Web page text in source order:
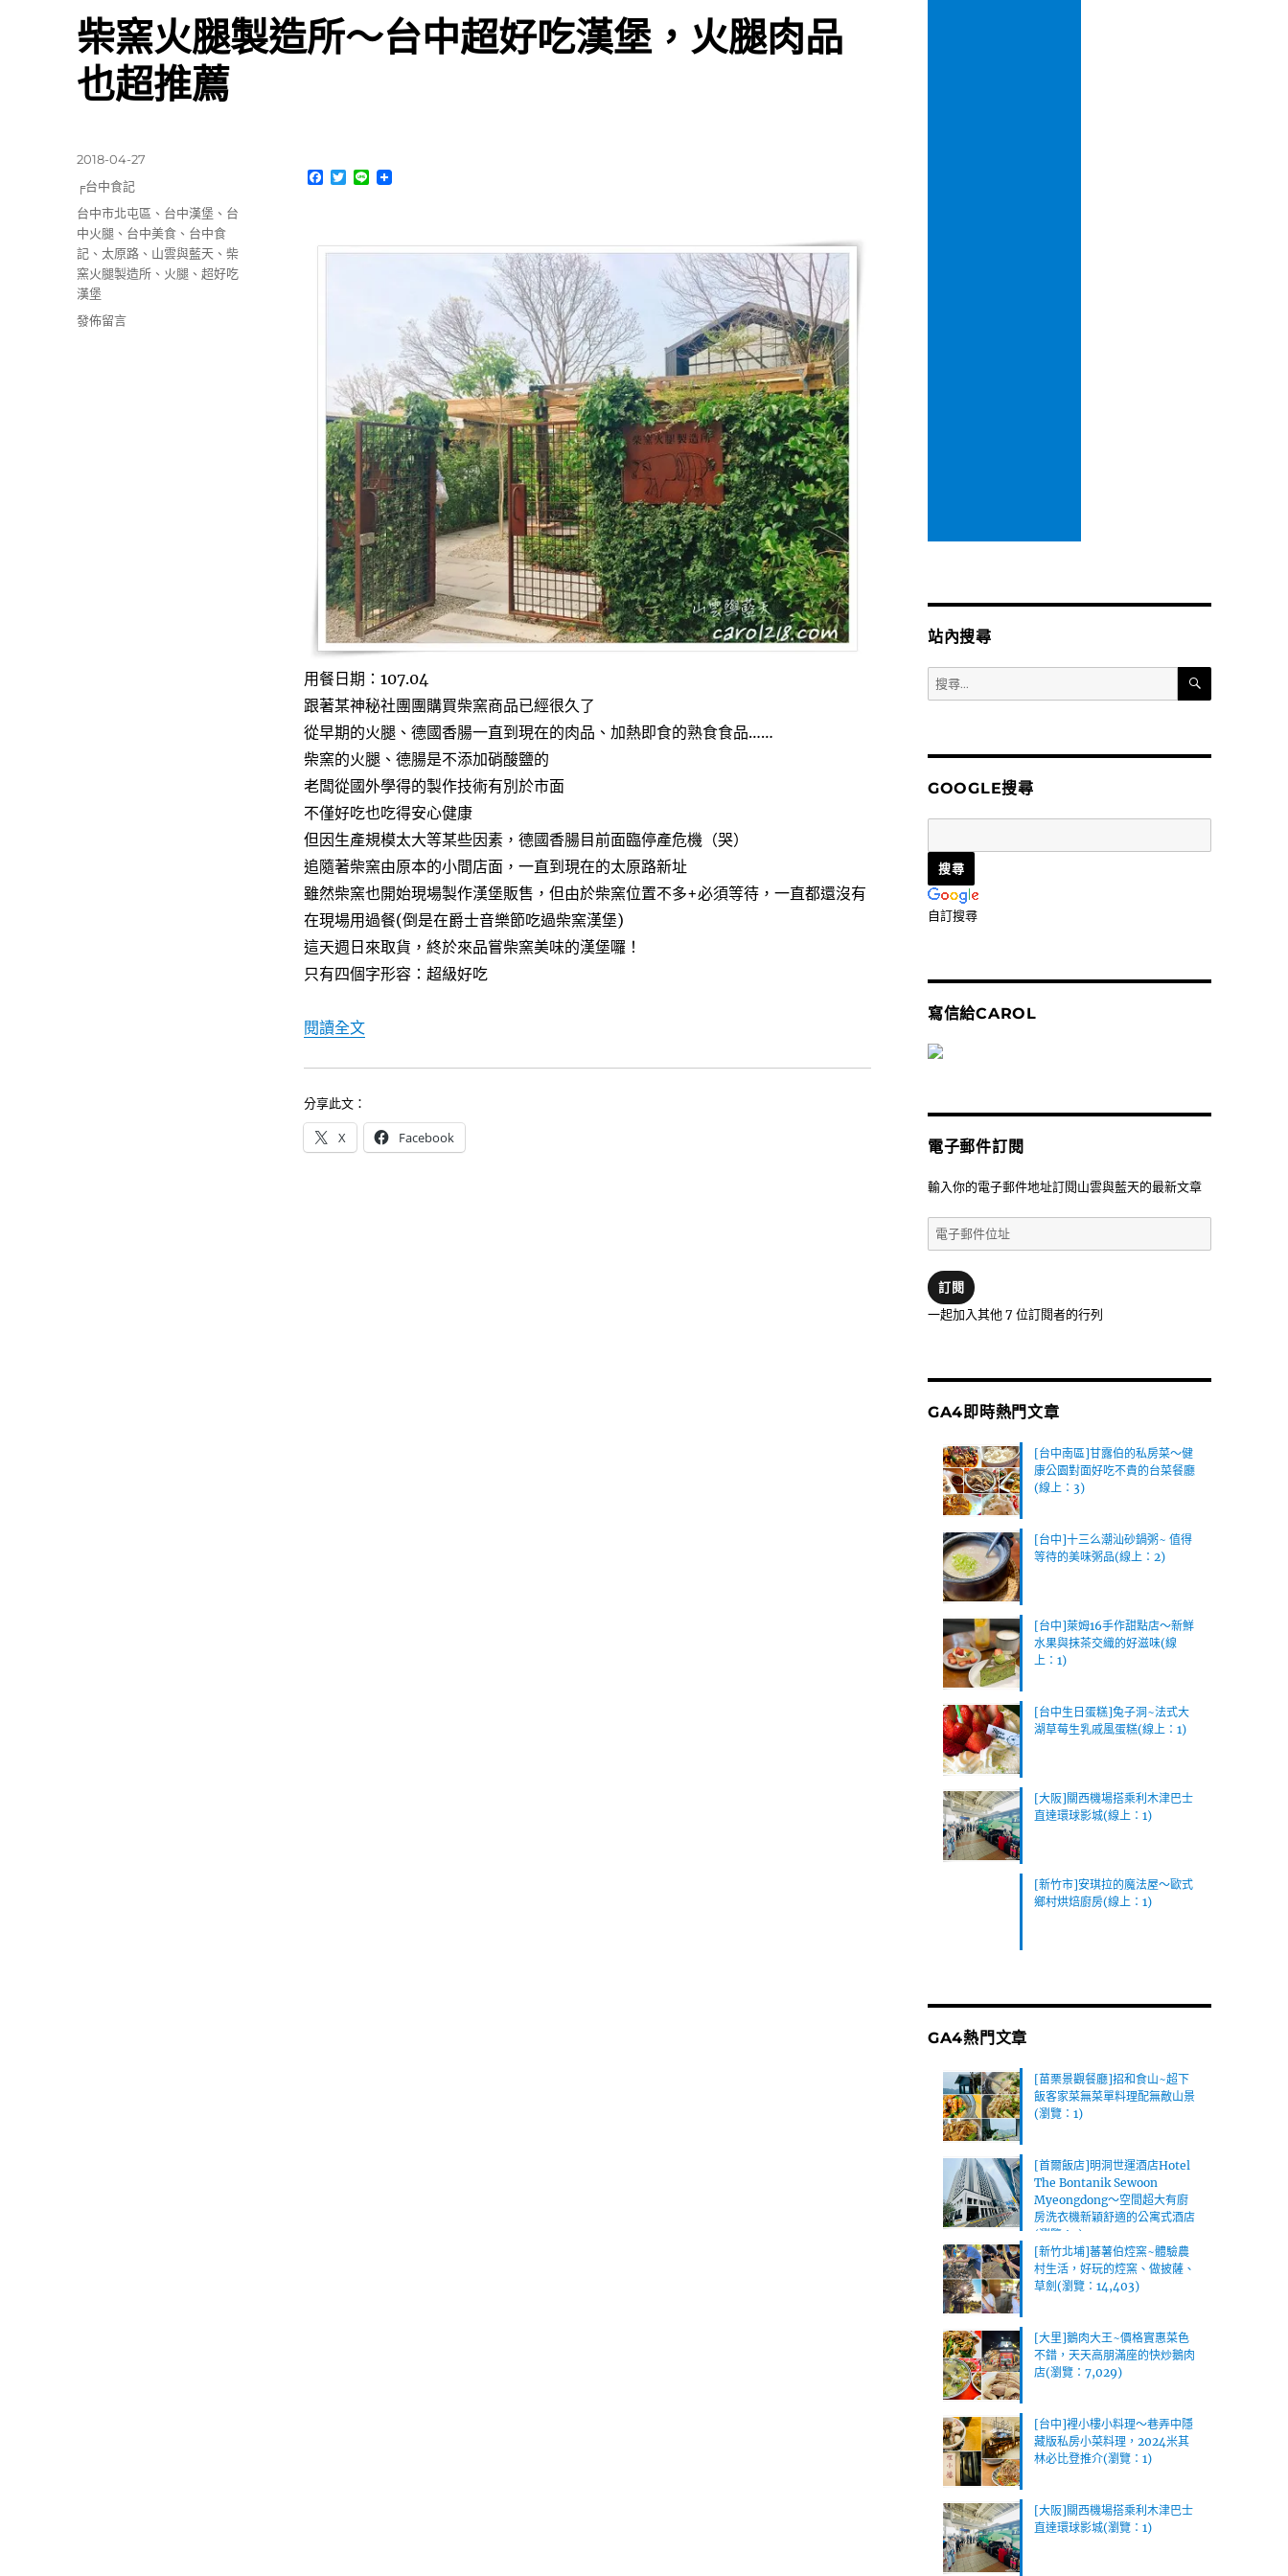
柴窯火腿製造所～台中超好吃漢堡，火腿肉品
也超推薦
F
o
T
e
L
用餐日期：107.04
跟著某神秘社團團購買柴窯商品已經很久了
從早期的火腿、德國香腸一直到現在的肉品、加熱即食的熟食食品……
柴窯的火腿、德腸是不添加硝酸鹽的
老闆從國外學得的製作技術有別於市面
不僅好吃也吃得安心健康
但因生產規模太大等某些因素，德國香腸目前面臨停產危機（哭）
追隨著柴窯由原本的小間店面，一直到現在的太原路新址
雖然柴窯也開始現場製作漢堡販售，但由於柴窯位置不多+必須等待，一直都還沒有
在現場用過餐(倒是在爵士音樂節吃過柴窯漢堡)
這天週日來取貨，終於來品嘗柴窯美味的漢堡囉！
只有四個字形容：超級好吃
閱讀全文〈柴窯火腿製造所～台中超好吃漢堡，火腿肉品也超推薦〉
分享此文：
X Facebook
發
佈
日
期:
2018-04-27
分
類
╒台中食記
標
籤
台中市北屯區 、 台中漢堡 、 台
中火腿 、 台中美食 、 台中食
記 、太原路 、 山雲與藍天 、柴
窯火腿製造所 、 火腿 、超好吃
漢堡
在
發佈留言
站內搜尋
搜
尋
字:
搜
GOOGLE搜尋
自訂搜尋
寫信給CAROL
電子郵件訂閱
輸入你的電子郵件地址訂閱山雲與藍天的最新文章
電
子
件
位
訂閱
一起加入其他 7 位訂閱者的行列
GA4即時熱門文章
[台中南區]甘露伯的私房菜～健
康公園對面好吃不貴的台菜餐廳
(線上：3)
[台中]十三么潮汕砂鍋粥~ 值得
等待的美味粥品(線上：2)
[台中]萊姆16手作甜點店～新鮮
水果與抹茶交織的好滋味(線
上：1)
[台中生日蛋糕]兔子洞~法式大
湖草莓生乳戚風蛋糕(線上：1)
[大阪]關西機場搭乘利木津巴士
直達環球影城(線上：1)
[新竹市]安琪拉的魔法屋～歐式
鄉村烘焙廚房(線上：1)
GA4熱門文章
[苗栗景觀餐廳]招和食山~超下
飯客家菜無菜單料理配無敵山景
(瀏覽：1)
[首爾飯店]明洞世運酒店Hotel
The Bontanik Sewoon
Myeongdong～空間超大有廚
房洗衣機新穎舒適的公寓式酒店
(瀏覽：1)
[新竹北埔]蕃薯伯焢窯~體驗農
村生活，好玩的焢窯、做披薩、
草劍(瀏覽：14,403)
[大里]鵝肉大王~價格實惠菜色
不錯，天天高朋滿座的快炒鵝肉
店(瀏覽：7,029)
[台中]裡小樓小料理～巷弄中隱
藏版私房小菜料理，2024米其
林必比登推介(瀏覽：1)
[大阪]關西機場搭乘利木津巴士
直達環球影城(瀏覽：1)